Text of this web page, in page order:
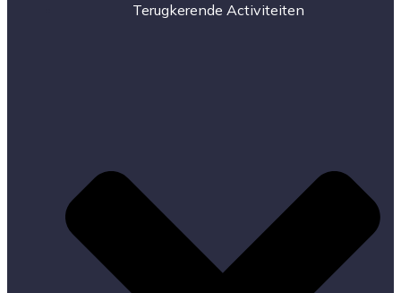
Terugkerende Activiteiten